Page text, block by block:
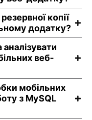
копії
додатку?
веб-
мобільних
з MySQL